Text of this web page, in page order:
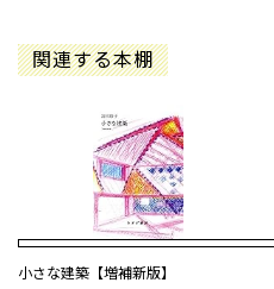
関連する本棚
小さな建築【増補新版】